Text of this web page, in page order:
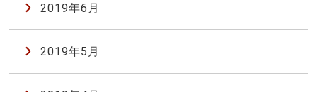
2019年6月
2019年5月